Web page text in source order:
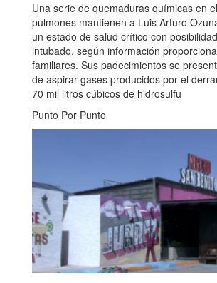
Una serie de quemaduras químicas en
pulmones mantienen a Luis Arturo
un estado de salud crítico con
intubado, según información
familiares. Sus padecimientos se
de aspirar gases producidos por el
70 mil litros cúbicos de hidrosulfu
Punto Por Punto